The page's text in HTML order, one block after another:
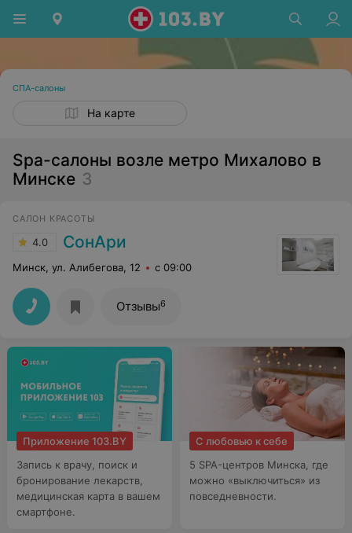
СПА-салоны
На карте
Spa-салоны возле метро Михалово в
Минске 3
САЛОН КРАСОТЫ
4.0 СонАри
Минск, ул. Алибегова, 12 с 09:00
Отзывы6
Приложение 103.BY
Запись к врачу, поиск и
бронирование лекарств,
медицинская карта в вашем
смартфоне.
С любовью к себе
5 SPA-центров Минска, где
можно «выключиться» из
повседневности.